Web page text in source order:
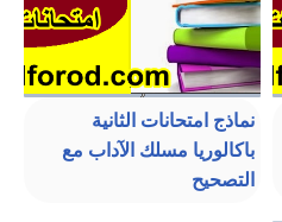
نماذج امتحانات الثانية
باكالوريا مسلك الآداب مع
التصحيح